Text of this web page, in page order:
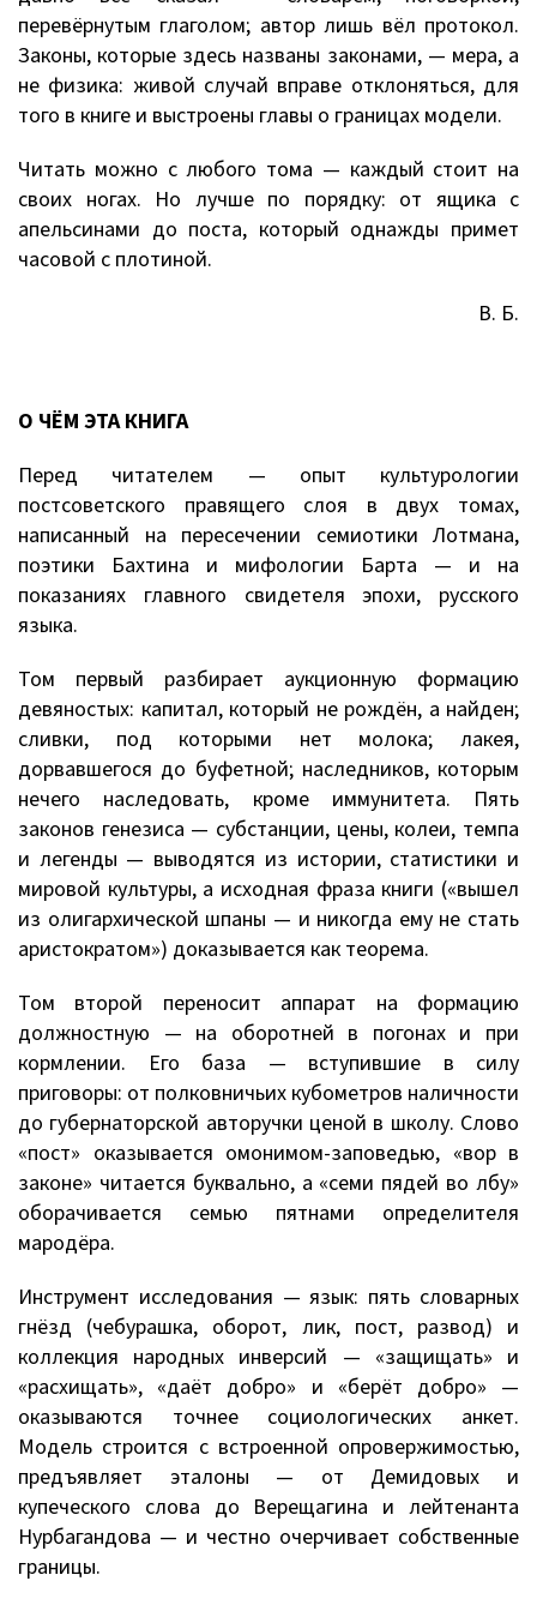
перевёрнутым глаголом; автор лишь вёл протокол.
Законы, которые здесь названы законами, — мера, а
не физика: живой случай вправе отклоняться, для
того в книге и выстроены главы о границах модели.
Читать можно с любого тома — каждый стоит на
своих ногах. Но лучше по порядку: от ящика с
апельсинами до поста, который однажды примет
часовой с плотиной.
В. Б.
О ЧЁМ ЭТА КНИГА
Перед читателем — опыт культурологии
постсоветского правящего слоя в двух томах,
написанный на пересечении семиотики Лотмана,
поэтики Бахтина и мифологии Барта — и на
показаниях главного свидетеля эпохи, русского
языка.
Том первый разбирает аукционную формацию
девяностых: капитал, который не рождён, а найден;
сливки, под которыми нет молока; лакея,
дорвавшегося до буфетной; наследников, которым
нечего наследовать, кроме иммунитета. Пять
законов генезиса — субстанции, цены, колеи, темпа
и легенды — выводятся из истории, статистики и
мировой культуры, а исходная фраза книги («вышел
из олигархической шпаны — и никогда ему не стать
аристократом») доказывается как теорема.
Том второй переносит аппарат на формацию
должностную — на оборотней в погонах и при
кормлении. Его база — вступившие в силу
приговоры: от полковничьих кубометров наличности
до губернаторской авторучки ценой в школу. Слово
«пост» оказывается омонимом-заповедью, «вор в
законе» читается буквально, а «семи пядей во лбу»
оборачивается семью пятнами определителя
мародёра.
Инструмент исследования — язык: пять словарных
гнёзд (чебурашка, оборот, лик, пост, развод) и
коллекция народных инверсий — «защищать» и
«расхищать», «даёт добро» и «берёт добро» —
оказываются точнее социологических анкет.
Модель строится с встроенной опровержимостью,
предъявляет эталоны — от Демидовых и
купеческого слова до Верещагина и лейтенанта
Нурбагандова — и честно очерчивает собственные
границы.